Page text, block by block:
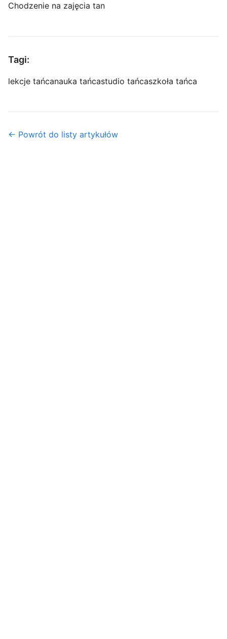
Chodzenie na zajęcia tan
Tagi:
lekcje tańcanauka tańcastudio tańcaszkoła tańca
← Powrót do listy artykułów